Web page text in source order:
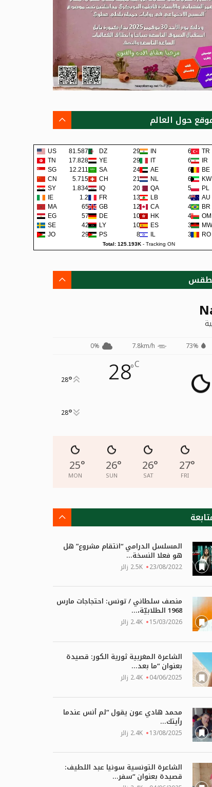
وفاة الفنان عبد فيديو – رحيل صوت “أناديكم”…
أحمد قعبور...
حول العالم
US 81.587K DZ 291 IN 63 TR
TN
17.828K YE 290 IT 62 IR
SG
12.211K SA 240 AE 62 BE
CN
5.715K CH 219 NL 60 KW
SY
1.834K IQ 200 QA 57 PL
IE
1.2K FR 138 LB 48 AU
MA
659 GB 129 CA 45 BR
EG
579 DE 108 HK 42 OM
SE
422 LY 105 ES 38
JO
291 PS 80 IL 36 RO
Total: 125.193K- Tracking ON
73%
7.8km/h
0%
28°C
28°
28°
27°
FRI
26°
SAT
26°
SUN
25°
MON
المسلسل الدرامي “انتقام مشروع” هل
هو فعلا النسخة...
23/08/2022 2.5K زائر
منصف سلطاني / تونس: احتجاجات مارس
1968 الطلابيّة،...
15/03/2026 2.4K زائر
الشاعرة المغربية ثورية الكور: قصيدة
بعنوان “ما بعد...
04/06/2025 2.4K زائر
محمد هادي عون يقول “لم أنس عندما
رأيتك...
13/08/2025 2.4K زائر
الشاعرة التونسية سونيا عبد اللطيف:
قصيدة بعنوان “سفر...